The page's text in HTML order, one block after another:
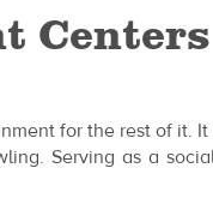
Centers
for the rest of it. It
Serving as a